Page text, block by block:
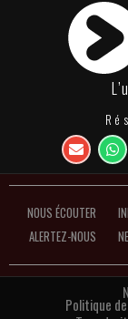
NOUS ÉCOUTER
ALERTEZ-NOUS
Politique